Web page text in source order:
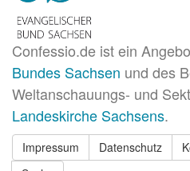
Confessio.de ist ein
Bundes Sachsen und des
Weltanschauungs- und
Landeskirche Sachsens.
Impressum Datenschutz